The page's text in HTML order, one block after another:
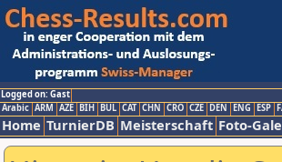
Logged on: Gast
Arabic ARM AZE BIH BUL CAT CHN CRO CZE DEN ENG ESP
Home TurnierDB Meisterschaft Foto-